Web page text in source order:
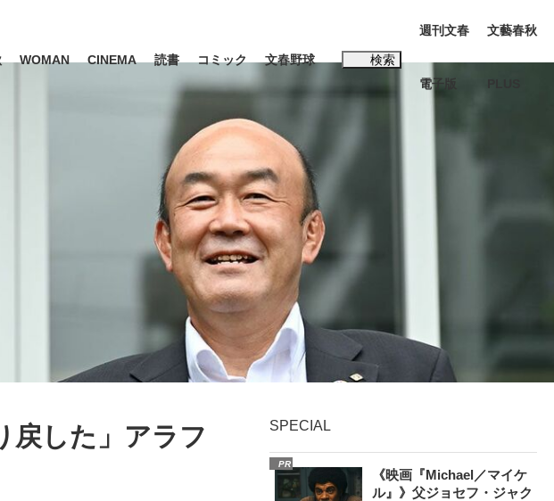
インタビュー
「最悪の空気のまま解散」WBC日本代表“敗戦”の真実 選手が明かす...
観る将棋、読む将棋
WOMAN CINEMA 読書 コミック 文春野球 検索
#松田聖子
週刊文春
電子版
文藝春秋
戻した」アラフ
SPECIAL
PR
《映画『Michael／マイケ
ル』》父ジョセフ・ジャク